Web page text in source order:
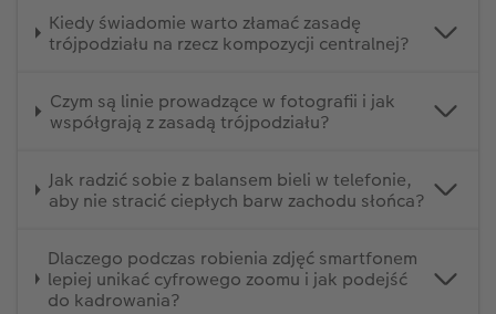
Kiedy świadomie warto złamać zasadę
trójpodziału na rzecz kompozycji centralnej?
Czym są linie prowadzące w fotografii i jak
współgrają z zasadą trójpodziału?
Jak radzić sobie z balansem bieli w telefonie,
aby nie stracić ciepłych barw zachodu słońca?
Dlaczego podczas robienia zdjęć smartfonem
lepiej unikać cyfrowego zoomu i jak podejść
do kadrowania?